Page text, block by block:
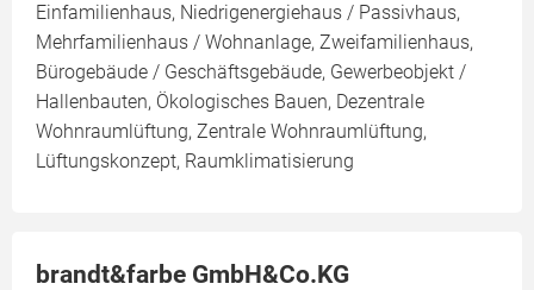
Einfamilienhaus, Niedrigenergiehaus / Passivhaus,
Mehrfamilienhaus / Wohnanlage, Zweifamilienhaus,
Bürogebäude / Geschäftsgebäude, Gewerbeobjekt /
Hallenbauten, Ökologisches Bauen, Dezentrale
Wohnraumlüftung, Zentrale Wohnraumlüftung,
Lüftungskonzept, Raumklimatisierung
brandt&farbe GmbH&Co.KG